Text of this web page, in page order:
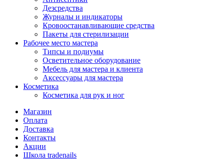
Дезсредства
Журналы и индикаторы
Кровоостанавливающие средства
Пакеты для стерилизации
Рабочее место мастера
Типсы и подиумы
Осветительное оборудование
Мебель для мастера и клиента
Аксессуары для мастера
Косметика
Косметика для рук и ног
Магазин
Оплата
Доставка
Контакты
Акции
Школа tradenails